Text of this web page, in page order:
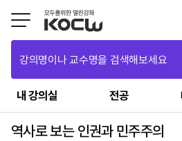
강의명이나 교수명을 검색해보세요
내 강의실 전공
역사로 보는 인권과 민주주의